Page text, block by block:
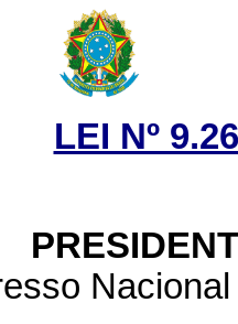
LEI Nº